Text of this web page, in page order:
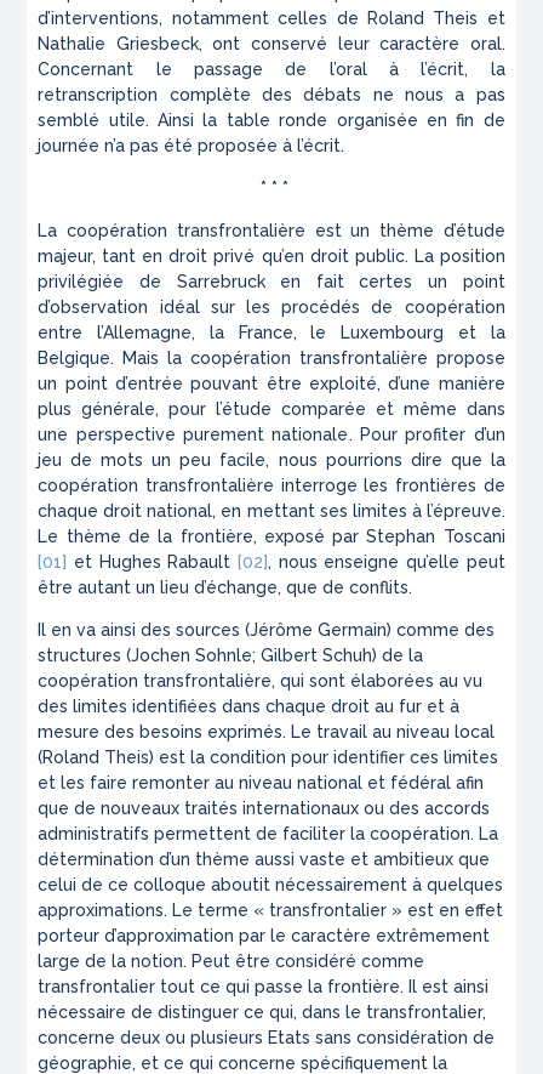
d’interventions, notamment celles de Roland Theis et
Nathalie Griesbeck, ont conservé leur caractère oral.
Concernant le passage de l’oral à l’écrit, la
retranscription complète des débats ne nous a pas
semblé utile. Ainsi la table ronde organisée en fin de
journée n’a pas été proposée à l’écrit.
* * *
La coopération transfrontalière est un thème d’étude
majeur, tant en droit privé qu’en droit public. La position
privilégiée de Sarrebruck en fait certes un point
d’observation idéal sur les procédés de coopération
entre l’Allemagne, la France, le Luxembourg et la
Belgique. Mais la coopération transfrontalière propose
un point d’entrée pouvant être exploité, d’une manière
plus générale, pour l’étude comparée et même dans
une perspective purement nationale. Pour profiter d’un
jeu de mots un peu facile, nous pourrions dire que la
coopération transfrontalière interroge les frontières de
chaque droit national, en mettant ses limites à l’épreuve.
Le thème de la frontière, exposé par Stephan Toscani
[01] et Hughes Rabault [02], nous enseigne qu’elle peut
être autant un lieu d’échange, que de conflits.
Il en va ainsi des sources (Jérôme Germain) comme des
structures (Jochen Sohnle; Gilbert Schuh) de la
coopération transfrontalière, qui sont élaborées au vu
des limites identifiées dans chaque droit au fur et à
mesure des besoins exprimés. Le travail au niveau local
(Roland Theis) est la condition pour identifier ces limites
et les faire remonter au niveau national et fédéral afin
que de nouveaux traités internationaux ou des accords
administratifs permettent de faciliter la coopération. La
détermination d’un thème aussi vaste et ambitieux que
celui de ce colloque aboutit nécessairement à quelques
approximations. Le terme « transfrontalier » est en effet
porteur d’approximation par le caractère extrêmement
large de la notion. Peut être considéré comme
transfrontalier tout ce qui passe la frontière. Il est ainsi
nécessaire de distinguer ce qui, dans le transfrontalier,
concerne deux ou plusieurs Etats sans considération de
géographie, et ce qui concerne spécifiquement la